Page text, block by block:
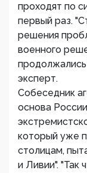
проходят по
первый раз.
решения
военного
эксперт.
Собеседник
основа
который уже
столицам,
и Ливии". "Так